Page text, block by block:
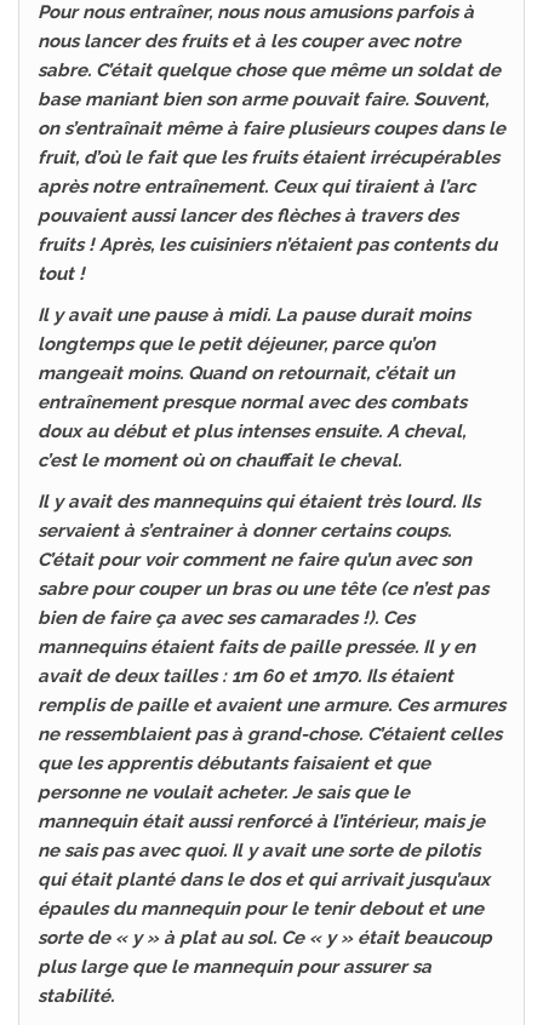
Pour nous entraîner, nous nous amusions parfois à
nous lancer des fruits et à les couper avec notre
sabre. C’était quelque chose que même un soldat de
base maniant bien son arme pouvait faire. Souvent,
on s’entraînait même à faire plusieurs coupes dans le
fruit, d’où le fait que les fruits étaient irrécupérables
après notre entraînement. Ceux qui tiraient à l’arc
pouvaient aussi lancer des flèches à travers des
fruits ! Après, les cuisiniers n’étaient pas contents du
tout !
Il y avait une pause à midi. La pause durait moins
longtemps que le petit déjeuner, parce qu’on
mangeait moins. Quand on retournait, c’était un
entraînement presque normal avec des combats
doux au début et plus intenses ensuite. A cheval,
c’est le moment où on chauffait le cheval.
Il y avait des mannequins qui étaient très lourd. Ils
servaient à s’entrainer à donner certains coups.
C’était pour voir comment ne faire qu’un avec son
sabre pour couper un bras ou une tête (ce n’est pas
bien de faire ça avec ses camarades !). Ces
mannequins étaient faits de paille pressée. Il y en
avait de deux tailles : 1m 60 et 1m70. Ils étaient
remplis de paille et avaient une armure. Ces armures
ne ressemblaient pas à grand-chose. C’étaient celles
que les apprentis débutants faisaient et que
personne ne voulait acheter. Je sais que le
mannequin était aussi renforcé à l’intérieur, mais je
ne sais pas avec quoi. Il y avait une sorte de pilotis
qui était planté dans le dos et qui arrivait jusqu’aux
épaules du mannequin pour le tenir debout et une
sorte de « y » à plat au sol. Ce « y » était beaucoup
plus large que le mannequin pour assurer sa
stabilité.